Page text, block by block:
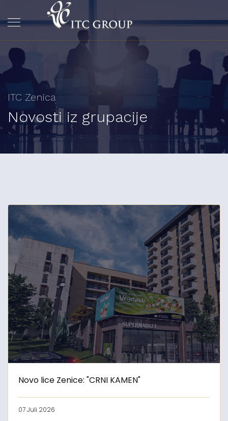
ITC Zenica
Novosti iz grupacije
Novo lice Zenice: "CRNI KAMEN"
07 Juli 2026